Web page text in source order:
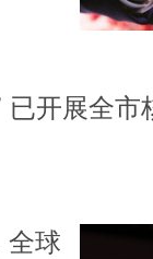
已开展全市
全球